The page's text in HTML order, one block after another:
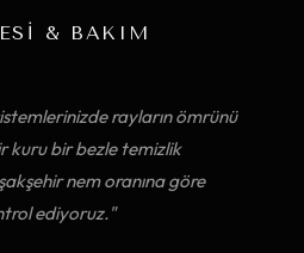
& BAKIM
rayların ömrünü
kuru bir bezle temizlik
nem oranına göre
ediyoruz."